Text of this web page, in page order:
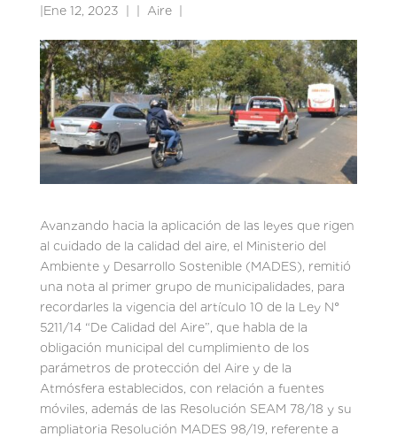
Ene 12, 2023 Aire
Avanzando hacia la aplicación de las leyes que rigen
al cuidado de la calidad del aire, el Ministerio del
Ambiente y Desarrollo Sostenible (MADES), remitió
una nota al primer grupo de municipalidades, para
recordarles la vigencia del artículo 10 de la Ley N°
5211/14 “De Calidad del Aire”, que habla de la
obligación municipal del cumplimiento de los
parámetros de protección del Aire y de la
Atmósfera establecidos, con relación a fuentes
móviles, además de las Resolución SEAM 78/18 y su
ampliatoria Resolución MADES 98/19, referente a